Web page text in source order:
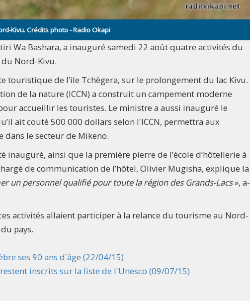
Kivu. Crédits photo - Radio Okapi
Wa Bashara, a inauguré samedi 22 août quatre activités du
Nord-Kivu.
touristique de l’ile Tchègera, sur le prolongement du lac Kivu.
de la nature (ICCN) a construit un campement moderne
accueillir les touristes. Le ministre a aussi inauguré le
ait couté 500 000 dollars selon l'ICCN, permettra aux
le secteur de Mikeno.
inauguré, ainsi que la première pierre de l’école d’hôtellerie à
de communication de l’hôtel, Olivier Mugisha, explique la
un personnel qualifié pour toute la région des Grands-Lacs», a-
activités allaient participer à la relance du tourisme au Nord-
pays.
ses 90 ans d'âge (22/04/15)
inscrits sur la liste de l'Unesco (09/07/15)